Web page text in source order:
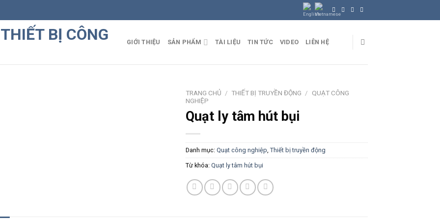
GIỚI THIỆU SẢN PHẨM TÀI LIỆU TIN TỨC VIDEO LIÊN HỆ
TRANG CHỦ / THIẾT BỊ TRUYỀN ĐỘNG /
QUẠT CÔNG
NGHIỆP
Quạt ly tâm hút bụi
Danh mục:Quạt công nghiệp ,Thiết bị truyền động
Từ khóa:Quạt ly tâm hút bụi